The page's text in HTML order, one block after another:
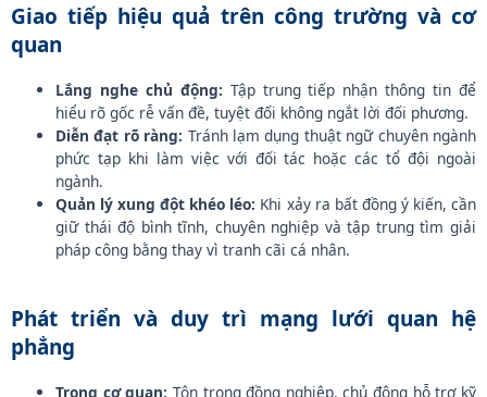
Giao tiếp hiệu quả trên công trường và cơ
quan
Lắng nghe chủ động: Tập trung tiếp nhận thông tin để
hiểu rõ gốc rễ vấn đề, tuyệt đối không ngắt lời đối phương.
Diễn đạt rõ ràng: Tránh lạm dụng thuật ngữ chuyên ngành
phức tạp khi làm việc với đối tác hoặc các tổ đội ngoài
ngành.
Quản lý xung đột khéo léo: Khi xảy ra bất đồng ý kiến, cần
giữ thái độ bình tĩnh, chuyên nghiệp và tập trung tìm giải
pháp công bằng thay vì tranh cãi cá nhân.
Phát triển và duy trì mạng lưới quan hệ
phẳng
Trong cơ quan: Tôn trọng đồng nghiệp, chủ động hỗ trợ kỹ